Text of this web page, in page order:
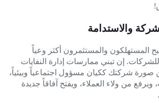
والاستدامة
المستهلكون والمستثمرون أكثر وعياً
للشركات. إن تبني ممارسات إدارة النفايات
صورة شركتك ككيان مسؤول اجتماعياً وبيئياً،
من ولاء العملاء، ويفتح آفاقاً جديدة